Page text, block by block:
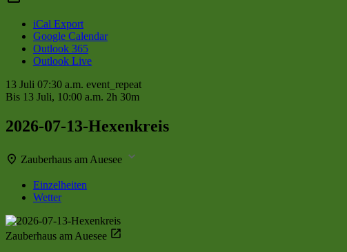
iCal Export
Google Calendar
Outlook 365
Outlook Live
13 Juli 07:30 a.m. event_repeat
Bis 13 Juli, 10:00 a.m. 2h 30m
2026-07-13-Hexenkreis
Zauberhaus am Auesee
Einzelheiten
Wetter
Zauberhaus am Auesee